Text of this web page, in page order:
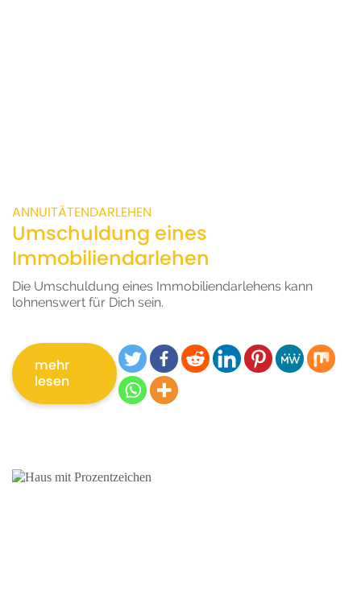
ANNUITÄTENDARLEHEN
Umschuldung eines
Immobiliendarlehen
Die Umschuldung eines Immobiliendarlehens kann
lohnenswert für Dich sein.
mehr
lesen